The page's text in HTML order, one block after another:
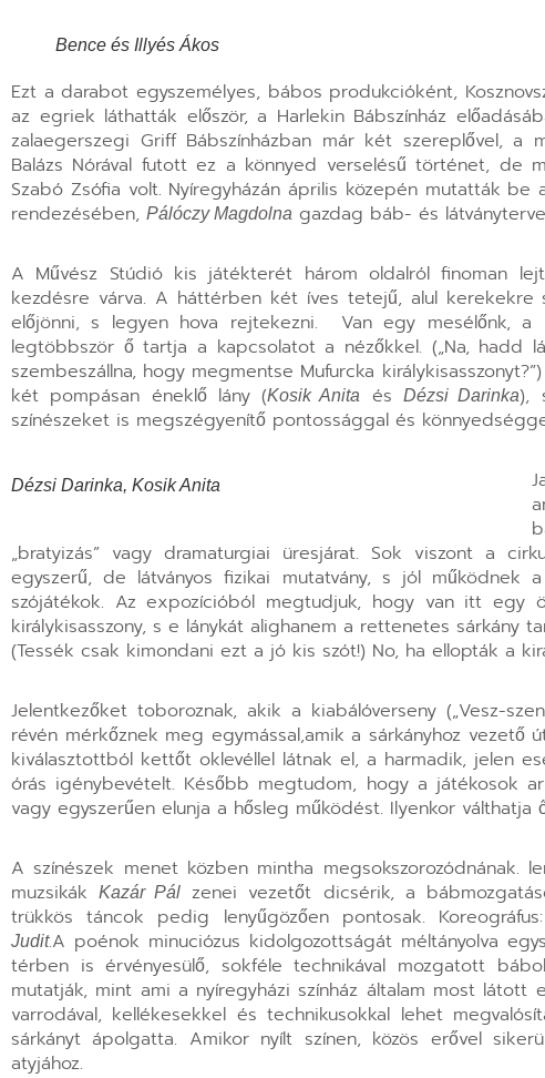
Bence és Illyés Ákos
Ezt a darabot egyszemélyes, bábos produkcióként,
az egriek láthatták először, a Harlekin Bábszínház
zalaegerszegi Griff Bábszínházban már két szereplővel, a
Balázs Nórával futott ez a könnyed verselésű történet, de
Szabó Zsófia volt. Nyíregyházán április közepén mutatták
rendezésében, Pálóczy Magdolna gazdag báb- és
A Művész Stúdió kis játékterét három oldalról finoman
kezdésre várva. A háttérben két íves tetejű, alul
előjönni, s legyen hova rejtekezni. Van egy mesélőnk, a
legtöbbször ő tartja a kapcsolatot a nézőkkel. („Na,
szembeszállna, hogy megmentse Mufurcka
két pompásan éneklő lány (Kosik Anita ésDézsi Darinka),
színészeket is megszégyenítő pontossággal és
Dézsi Darinka, Kosik Anita
„bratyizás” vagy dramaturgiai üresjárat. Sok viszont a
egyszerű, de látványos fizikai mutatvány, s jól működnek
szójátékok. Az expozícióból megtudjuk, hogy van itt egy
királykisasszony, s e lánykát alighanem a rettenetes sárkány
(Tessék csak kimondani ezt a jó kis szót!) No, ha ellopták a
Jelentkezőket toboroznak, akik a kiabálóverseny („Vesz-
révén mérkőznek meg egymással,amik a sárkányhoz
kiválasztottból kettőt oklevéllel látnak el, a harmadik, jelen
órás igénybevételt. Később megtudom, hogy a játékosok
vagy egyszerűen elunja a hősleg működést. Ilyenkor
A színészek menet közben mintha megsokszorozódnának.
muzsikákKazár Pál zenei vezetőt dicsérik, a
trükkös táncok pedig lenyűgözően pontosak. Koreográfus:
Judit.A poénok minuciózus kidolgozottságát méltányolva
térben is érvényesülő, sokféle technikával mozgatott
mutatják, mint ami a nyíregyházi színház általam most
varrodával, kellékesekkel és technikusokkal lehet
sárkányt ápolgatta. Amikor nyílt színen, közös erővel
atyjához.